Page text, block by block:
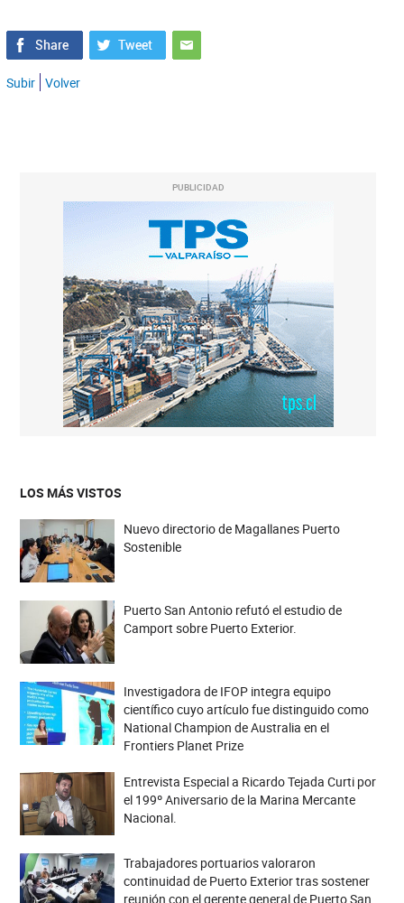
Subir Volver
PUBLICIDAD
LOS MÁS VISTOS
Nuevo directorio de Magallanes Puerto
Sostenible
Puerto San Antonio refutó el estudio de
Camport sobre Puerto Exterior.
Investigadora de IFOP integra equipo
científico cuyo artículo fue distinguido como
National Champion de Australia en el
Frontiers Planet Prize
Entrevista Especial a Ricardo Tejada Curti por
el 199º Aniversario de la Marina Mercante
Nacional.
Trabajadores portuarios valoraron
continuidad de Puerto Exterior tras sostener
reunión con el gerente general de Puerto San